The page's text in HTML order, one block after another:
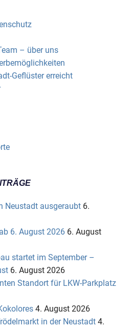
– über uns
Geflüster erreicht
Neustadt ausgeraubt 6.
6. August 2026 6. August
startet im September –
6. August 2026
Standort für LKW-Parkplatz
4. August 2026
in der Neustadt 4.